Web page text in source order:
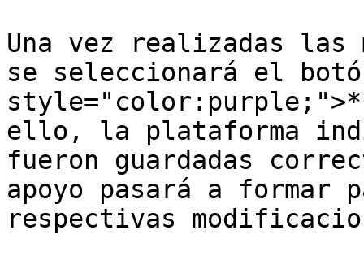
Una vez realizadas
se seleccionará el
ello, la plataforma
fueron guardadas
apoyo pasará a formar
respectivas